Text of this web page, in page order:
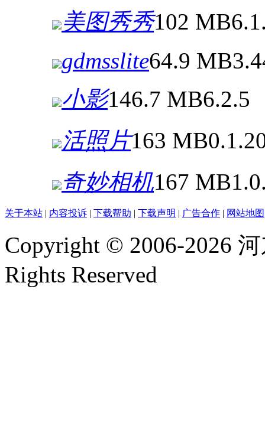
美图秀秀102 MB
gdmsslite64.9 MB
小影146.7 MB6.2.5
活照片163 MB
奇妙相机167 MB
关于本站 | 内容投诉 | 下载帮助 | 下载声明 | 广告合作 | 网站地图
Copyright © 2006-2026 河
Rights Reserved